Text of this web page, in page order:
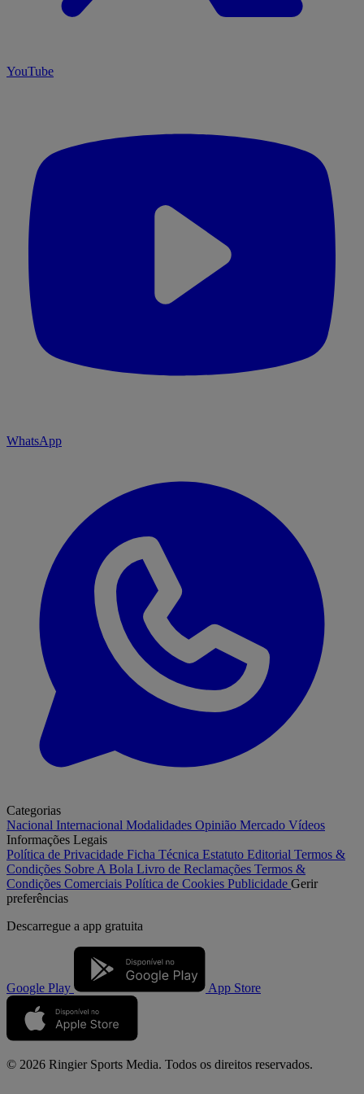
YouTube
WhatsApp
Categorias
Nacional Internacional Modalidades Opinião Mercado Vídeos
Informações Legais
Política de Privacidade Ficha Técnica Estatuto Editorial Termos &
Condições Sobre A Bola Livro de Reclamações Termos &
Condições Comerciais Política de Cookies Publicidade Gerir
preferências
Descarregue a app gratuita
Google Play App Store
© 2026 Ringier Sports Media. Todos os direitos reservados.